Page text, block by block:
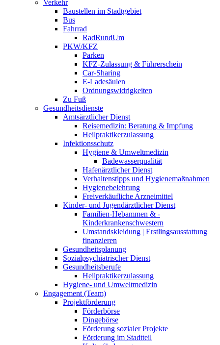
Verkehr
Baustellen im Stadtgebiet
Bus
Fahrrad
RadRundUm
PKW/KFZ
Parken
KFZ-Zulassung & Führerschein
Car-Sharing
E-Ladesäulen
Ordnungswidrigkeiten
Zu Fuß
Gesundheitsdienste
Amtsärztlicher Dienst
Reisemedizin: Beratung & Impfung
Heilpraktikerzulassung
Infektionsschutz
Hygiene & Umweltmedizin
Badewasserqualität
Hafenärztlicher Dienst
Verhaltenstipps und Hygienemaßnahmen
Hygienebelehrung
Freiverkäufliche Arzneimittel
Kinder- und Jugendärztlicher Dienst
Familien-Hebammen & -
Kinderkrankenschwestern
Umstandskleidung | Erstlingsausstattung
finanzieren
Gesundheitsplanung
Sozialpsychiatrischer Dienst
Gesundheitsberufe
Heilpraktikerzulassung
Hygiene- und Umweltmedizin
Engagement (Team)
Projektförderung
Förderbörse
Dingebörse
Förderung sozialer Projekte
Förderung im Stadtteil